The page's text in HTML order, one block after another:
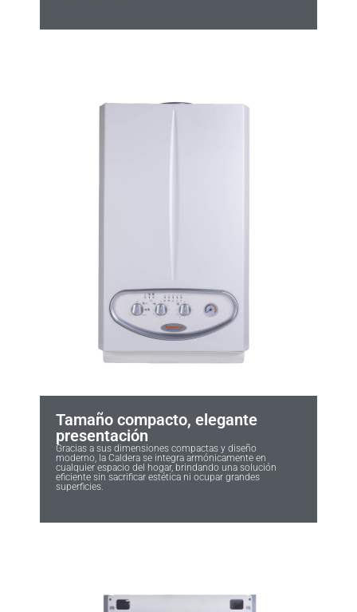
Tamaño compacto, elegante
presentación
Gracias a sus dimensiones compactas y diseño
moderno, la Caldera se integra armónicamente en
cualquier espacio del hogar, brindando una solución
eficiente sin sacrificar estética ni ocupar grandes
superficies.